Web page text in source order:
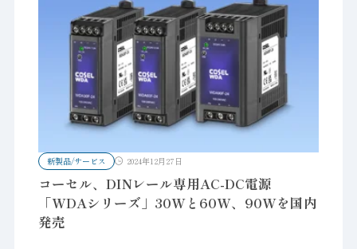
新製品/サービス 2024年12月27日
コーセル、DINレール専用AC-DC電源
「WDAシリーズ」30Wと60W、90Wを国内
発売